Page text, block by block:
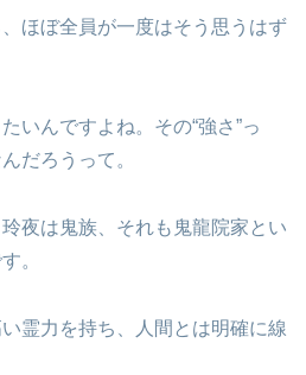
ほぼ全員が一度はそう思うはず
いんですよね。その“強さ”っ
だろうって。
夜は鬼族、それも鬼龍院家とい
。
霊力を持ち、人間とは明確に線